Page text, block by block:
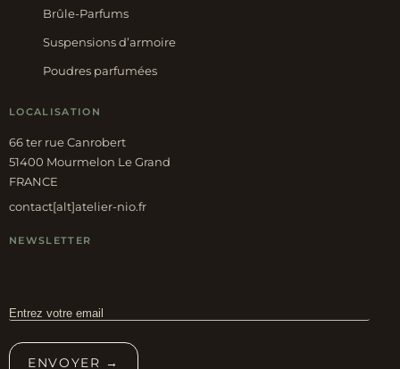
Brûle-Parfums
Suspensions d’armoire
Poudres parfumées
LOCALISATION
66 ter rue Canrobert
51400 Mourmelon Le Grand
FRANCE
contact[alt]atelier-nio.fr
NEWSLETTER
ENVOYER →